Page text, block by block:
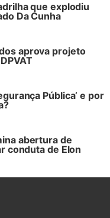
que explodiu
Da Cunha
aprova projeto
Pública’ e por
abertura de
conduta de Elon